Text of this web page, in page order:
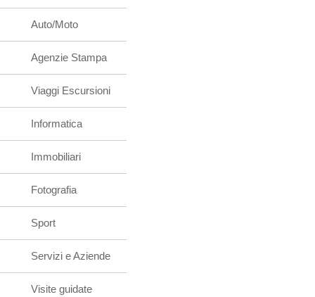
Auto/Moto
Agenzie Stampa
Viaggi Escursioni
Informatica
Immobiliari
Fotografia
Sport
Servizi e Aziende
Visite guidate